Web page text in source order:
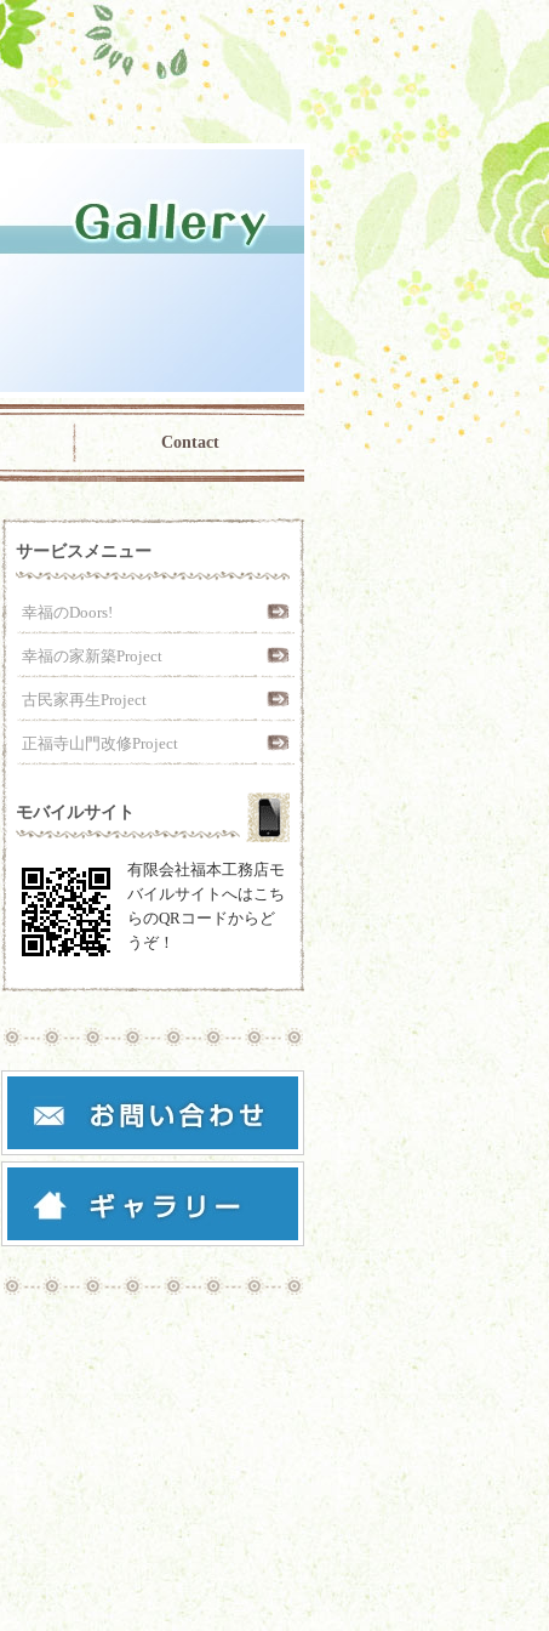
Contact
サービスメニュー
幸福のDoors!
幸福の家新築Project
古民家再生Project
正福寺山門改修Project
モバイルサイト
有限会社福本工務店モ
バイルサイトへはこち
らのQRコードからど
うぞ！